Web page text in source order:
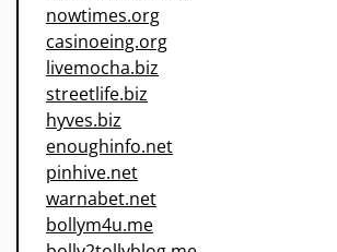
nowtimes.org
casinoeing.org
livemocha.biz
streetlife.biz
hyves.biz
enoughinfo.net
pinhive.net
warnabet.net
bollym4u.me